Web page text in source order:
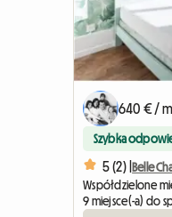
640 € /
Szybka
5 (2) |Belle
Współdzielone
9 miejsce(-a) do